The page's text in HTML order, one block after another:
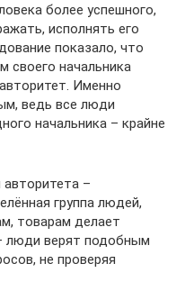
более успешного,
исполнять его
показало, что
своего начальника
Именно
ведь все люди
начальника – крайне
–
группа людей,
товарам делает
люди верят подобным
не проверяя